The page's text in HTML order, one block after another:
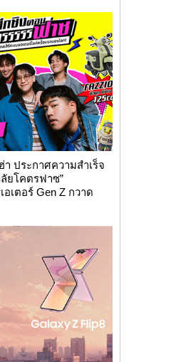
ประกาศความสำเร็จ
ยโคตรฟาซ”
เตอร์ Gen Z กวาด